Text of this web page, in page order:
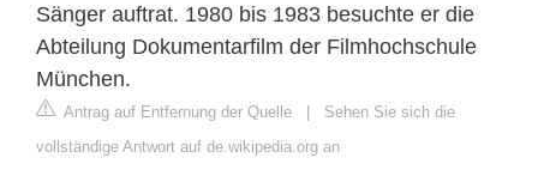
Sänger auftrat. 1980 bis 1983 besuchte er die
Abteilung Dokumentarfilm der Filmhochschule
München.
Antrag auf Entfernung der Quelle | Sehen Sie sich die
vollständige Antwort auf de.wikipedia.org an